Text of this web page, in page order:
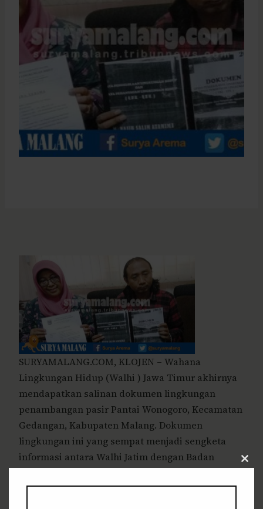
SURYAMALANG.COM, KLOJEN – Wahana
Lingkungan Hidup (Walhi ) Jawa Timur akhirnya
mendapatkan salinan dokumen lingkungan
penambangan pasir Pantai Wonogoro, Kecamatan
Gedangan, Kabupaten Malang. Dokumen
lingkungan ini yang sempat menjadi sengketa
informasi antara Walhi Jatim dengan Badan